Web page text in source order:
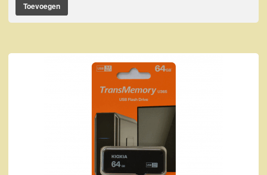
Toevoegen